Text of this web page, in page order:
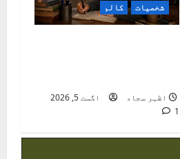
شخصیات کالم
اظہر سجاد
اگست 5, 2026
1